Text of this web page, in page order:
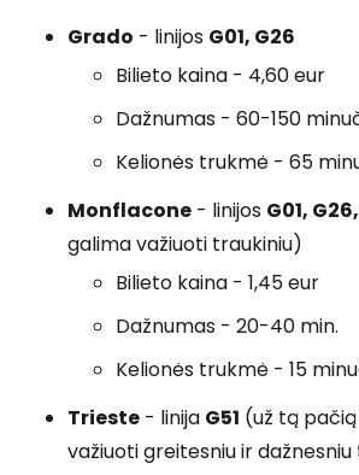
Grado - linijos G01, G26
Bilieto kaina - 4,60 eur
Dažnumas - 60-150
Kelionės trukmė - 65
Monflacone - linijos G01,
galima važiuoti traukiniu)
Bilieto kaina - 1,45 eur
Dažnumas - 20-40 min.
Kelionės trukmė - 15
Trieste - linija G51 (už tą
važiuoti greitesniu ir